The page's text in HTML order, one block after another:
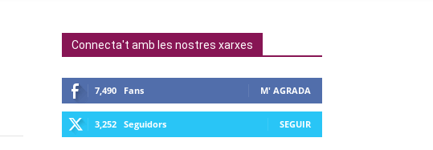
Connecta't amb les nostres xarxes
7,490 Fans M' AGRADA
3,252 Seguidors SEGUIR